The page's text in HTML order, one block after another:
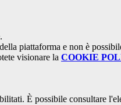
piattaforma e non è
visionare la COOKIE
È possibile consultare